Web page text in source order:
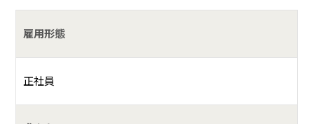
置の「設計」「製缶」「溶接」「機械加工」「組立」まで一貫した生
産をおこなっております。
雇用形態
正社員